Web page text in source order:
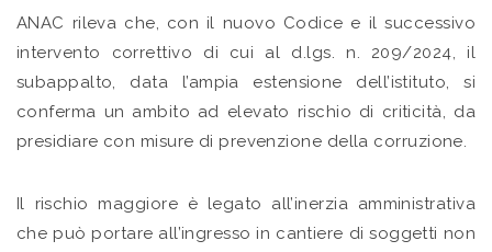
ANAC rileva che, con il nuovo Codice e il successivo
intervento correttivo di cui al d.lgs. n. 209/2024, il
subappalto, data l’ampia estensione dell’istituto, si
conferma un ambito ad elevato rischio di criticità, da
presidiare con misure di prevenzione della corruzione.
Il rischio maggiore è legato all’inerzia amministrativa
che può portare all’ingresso in cantiere di soggetti non